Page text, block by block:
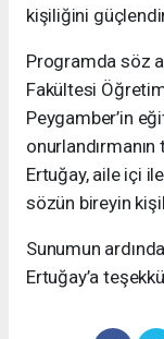
kişiliğini
Programda söz
Fakültesi
Peygamber’in
Ertuğay, aile içi
sözün bireyin
Sunumun
Ertuğay’a